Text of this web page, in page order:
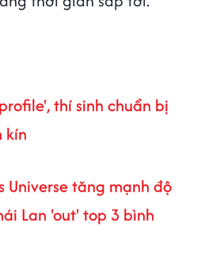
thí sinh chuẩn bị
kín
Universe tăng mạnh độ
Lan 'out' top 3 bình